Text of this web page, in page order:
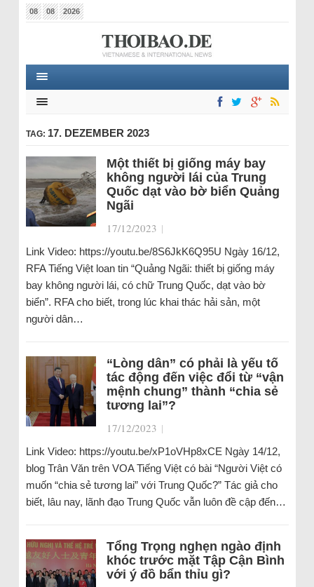
08 08 2026
TAG: 17. DEZEMBER 2023
Một thiết bị giống máy bay
không người lái của Trung
Quốc dạt vào bờ biển Quảng
Ngãi
17/12/2023 |
Link Video: https://youtu.be/8S6JkK6Q95U Ngày 16/12,
RFA Tiếng Việt loan tin “Quảng Ngãi: thiết bị giống máy
bay không người lái, có chữ Trung Quốc, dạt vào bờ
biển”. RFA cho biết, trong lúc khai thác hải sản, một
người dân…
“Lòng dân” có phải là yếu tố
tác động đến việc đổi từ “vận
mệnh chung” thành “chia sẻ
tương lai”?
17/12/2023 |
Link Video: https://youtu.be/xP1oVHp8xCE Ngày 14/12,
blog Trân Văn trên VOA Tiếng Việt có bài “Người Việt có
muốn “chia sẻ tương lai” với Trung Quốc?” Tác giả cho
biết, lâu nay, lãnh đạo Trung Quốc vẫn luôn đề cập đến…
Tổng Trọng nghẹn ngào định
khóc trước mặt Tập Cận Bình
với ý đồ bẩn thỉu gì?